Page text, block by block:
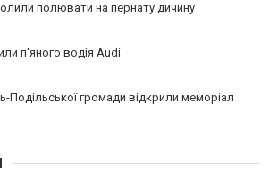
полювати на пернату дичину
п'яного водія Audi
Подільської громади відкрили меморіал